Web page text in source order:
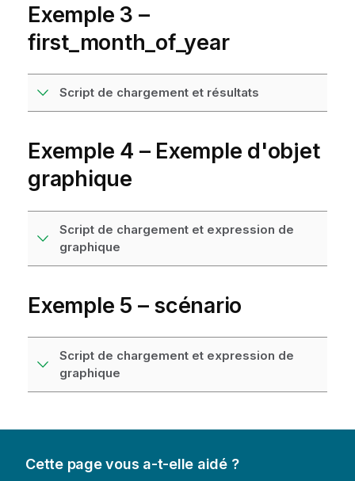
Exemple 3 –
first_month_of_year
Script de chargement et résultats
Exemple 4 – Exemple d'objet
graphique
Script de chargement et expression de
graphique
Exemple 5 – scénario
Script de chargement et expression de
graphique
Cette page vous a-t-elle aidé ?